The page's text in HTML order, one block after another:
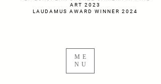
ART 2023
LAUDAMUS AWARD WINNER 2024
ME
NU